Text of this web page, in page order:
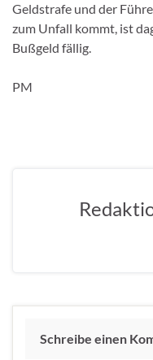
Geldstrafe und der
zum Unfall kommt, ist
Bußgeld fällig.
PM
Schreibe einen